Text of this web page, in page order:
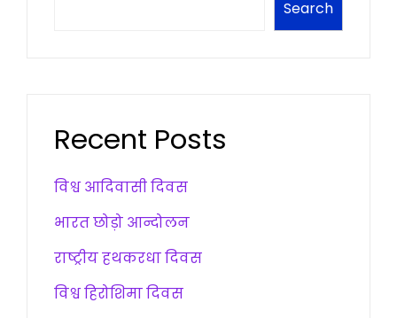
Search
Recent Posts
विश्व आदिवासी दिवस
भारत छोड़ो आन्दोलन
राष्ट्रीय हथकरधा दिवस
विश्व हिरोशिमा दिवस